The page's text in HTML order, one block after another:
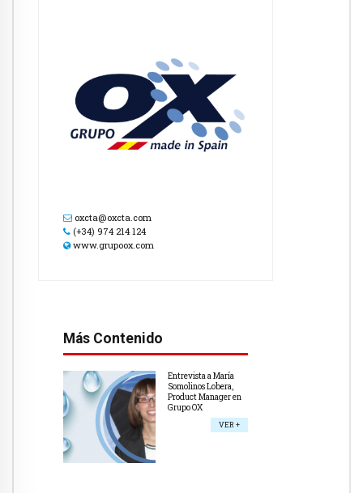
oxcta@oxcta.com
(+34) 974 214 124
www.grupoox.com
Más Contenido
Entrevista a María
Somolinos Lobera,
Product Manager en
Grupo OX
VER +